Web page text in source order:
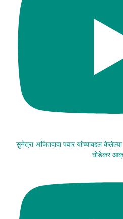
सुनेत्रा अजितदादा पवार यांच्याबद्दल
घोडेकर